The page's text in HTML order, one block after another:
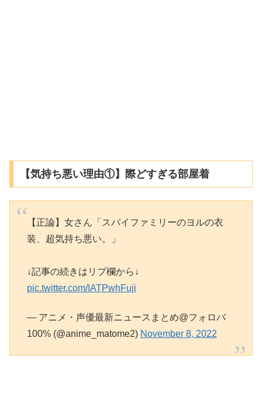
【気持ち悪い理由①】際どすぎる部屋着
【正論】女さん「スパイファミリーのヨルの衣
装、超気持ち悪い。」
↓記事の続きはリプ欄から↓
pic.twitter.com/IATPwhFuji
— アニメ・声優最新ニュースまとめ@フォロバ
100% (@anime_matome2) November 8, 2022